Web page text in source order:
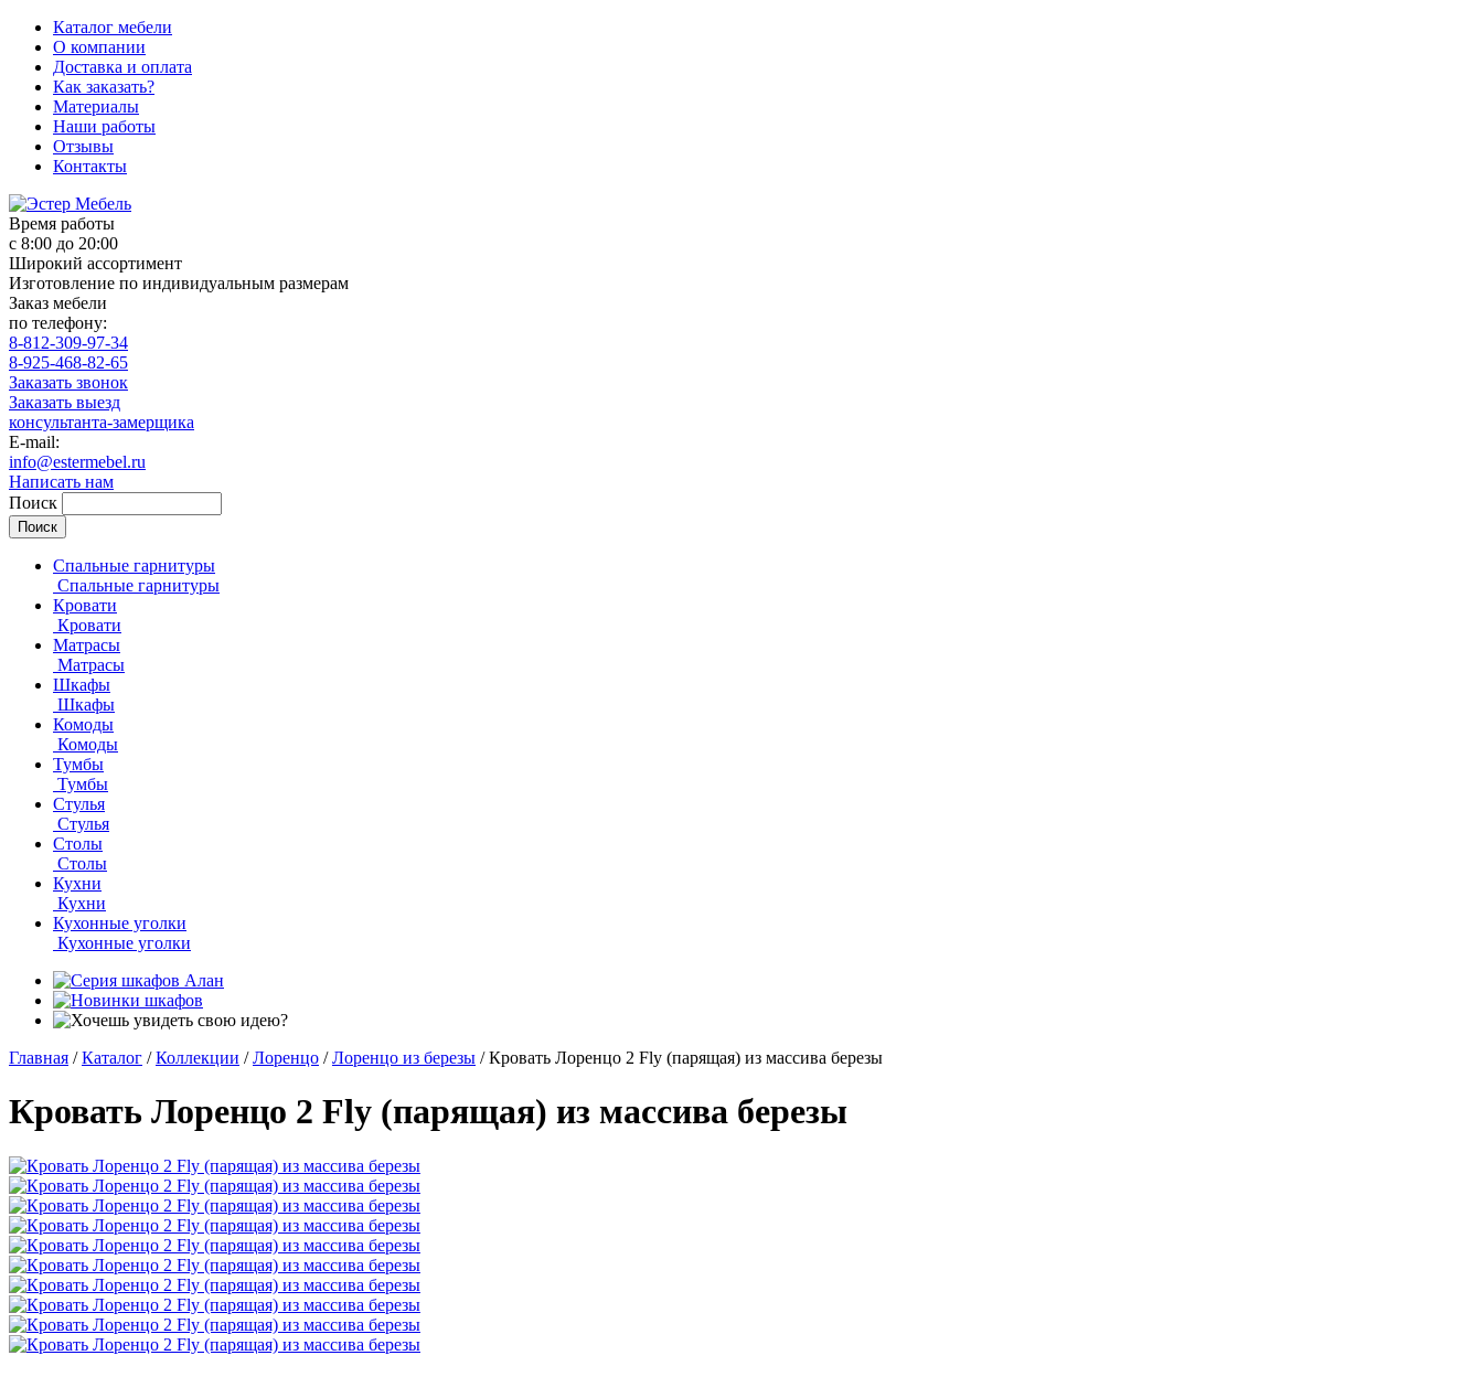
Каталог мебели
О компании
Доставка и оплата
Как заказать?
Материалы
Наши работы
Отзывы
Контакты
Время работы
с 8:00 до 20:00
Широкий ассортимент
Изготовление по индивидуальным размерам
Заказ мебели
по телефону:
8-812-309-97-34
8-925-468-82-65
Заказать звонок
Заказать выезд
консультанта-замерщика
E-mail:
info@estermebel.ru
Написать нам
Поиск
Спальные гарнитуры
Спальные гарнитуры
Кровати
Кровати
Матрасы
Матрасы
Шкафы
Шкафы
Комоды
Комоды
Тумбы
Тумбы
Стулья
Стулья
Столы
Столы
Кухни
Кухни
Кухонные уголки
Кухонные уголки
Главная / Каталог / Коллекции / Лоренцо / Лоренцо из березы / Кровать Лоренцо 2 Fly (парящая) из массива березы
Кровать Лоренцо 2 Fly (парящая) из массива березы